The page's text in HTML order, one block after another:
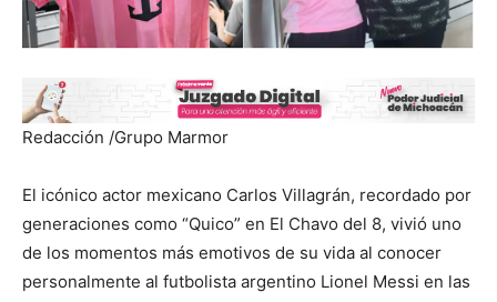
Redacción /Grupo Marmor
El icónico actor mexicano Carlos Villagrán, recordado por
generaciones como “Quico” en El Chavo del 8, vivió uno
de los momentos más emotivos de su vida al conocer
personalmente al futbolista argentino Lionel Messi en las